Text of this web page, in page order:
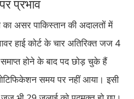
प्रभाव
का असर पाकिस्तान की अदालतों में
हाई कोर्ट के चार अतिरिक्त जज 4
होने के बाद पद छोड़ चुके हैं
समय पर नहीं आया। इसी